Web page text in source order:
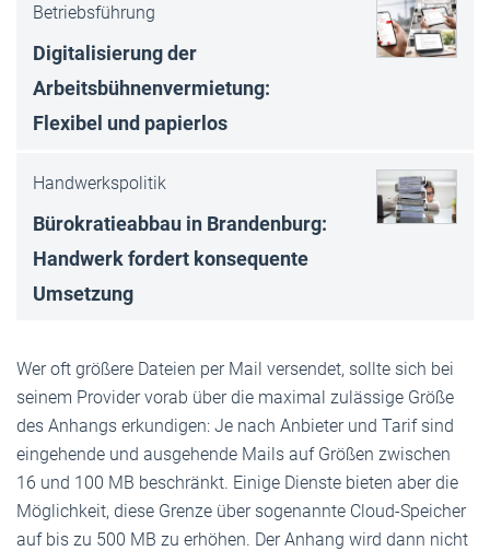
Betriebsführung
Digitalisierung der
Arbeitsbühnenvermietung:
Flexibel und papierlos
Handwerkspolitik
Bürokratieabbau in Brandenburg:
Handwerk fordert konsequente
Umsetzung
Wer oft größere Dateien per Mail versendet, sollte sich bei
seinem Provider vorab über die maximal zulässige Größe
des Anhangs erkundigen: Je nach Anbieter und Tarif sind
eingehende und ausgehende Mails auf Größen zwischen
16 und 100 MB beschränkt. Einige Dienste bieten aber die
Möglichkeit, diese Grenze über sogenannte Cloud-Speicher
auf bis zu 500 MB zu erhöhen. Der Anhang wird dann nicht